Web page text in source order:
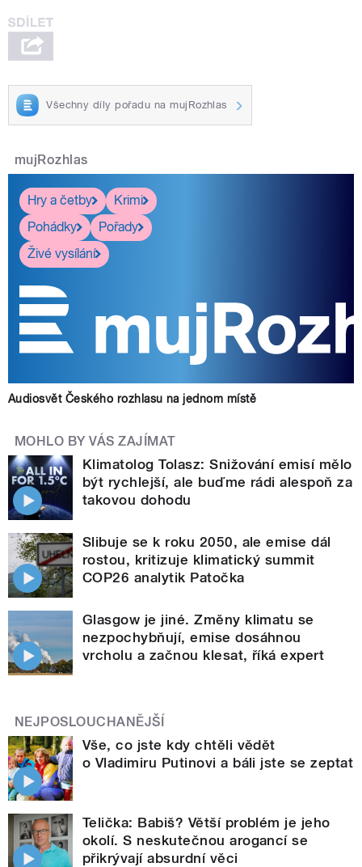
Všechny díly pořadu na mujRozhlas
mujRozhlas
Hry a četby
Krimi
Pohádky
Pořady
Živé vysílání
Audiosvět Českého rozhlasu na jednom místě
MOHLO BY VÁS ZAJÍMAT
Klimatolog Tolasz: Snižování emisí mělo
být rychlejší, ale buďme rádi alespoň za
takovou dohodu
Slibuje se k roku 2050, ale emise dál
rostou, kritizuje klimatický summit
COP26 analytik Patočka
Glasgow je jiné. Změny klimatu se
nezpochybňují, emise dosáhnou
vrcholu a začnou klesat, říká expert
NEJPOSLOUCHANĚJŠÍ
Vše, co jste kdy chtěli vědět
o Vladimiru Putinovi a báli jste se zeptat
Telička: Babiš? Větší problém je jeho
okolí. S neskutečnou arogancí se
přikrývají absurdní věci